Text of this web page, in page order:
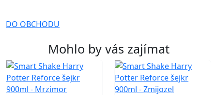
DO OBCHODU
Mohlo by vás zajímat